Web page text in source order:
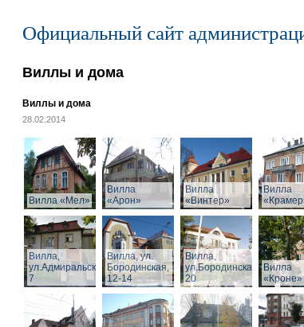
Официальный сайт
Виллы и дома
Виллы и дома
28.02.2014
Вилла «Мел»
Вилла
«Арон»
Вилла
«Винтер»
Вилла
Вилла,
ул.Адмиральская,
7
Вилла, ул.
Бородинская,
12-14
Вилла,
ул.Бородинская,
20
Вилла
«Кроне»